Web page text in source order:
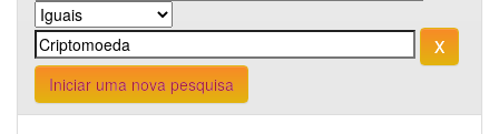
Iniciar uma nova pesquisa